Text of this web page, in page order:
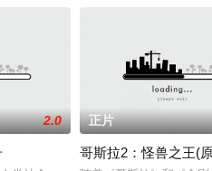
2.0 正片
哥斯拉2：怪兽之王(